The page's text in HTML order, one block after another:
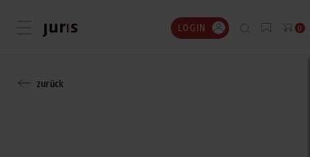
Menü öffnen LOGIN 0
zurück